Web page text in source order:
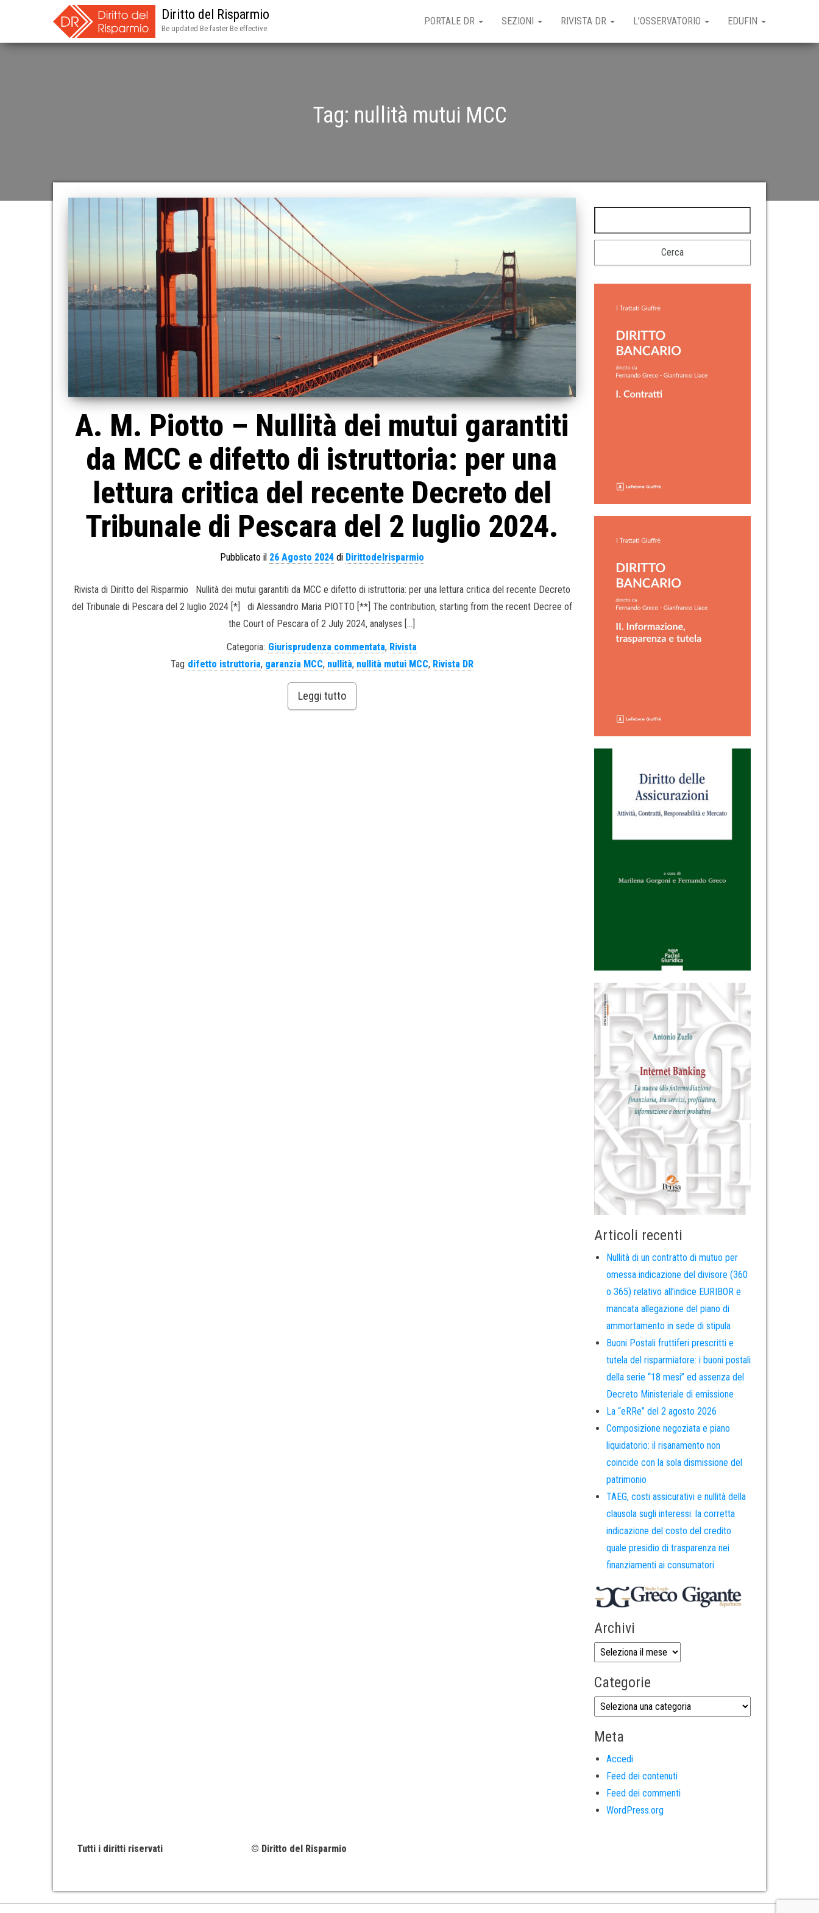
Diritto del Risparmio
Be updated Be faster Be effective
PORTALE DR SEZIONI RIVISTA DR L’OSSERVATORIO EDUFIN
Tag: nullità mutui MCC
A. M. Piotto – Nullità dei mutui garantiti
da MCC e difetto di istruttoria: per una
lettura critica del recente Decreto del
Tribunale di Pescara del 2 luglio 2024.
Pubblicato il 26 Agosto 2024di Dirittodelrisparmio
Rivista di Diritto del Risparmio Nullità dei mutui garantiti da MCC e difetto di istruttoria: per una lettura critica del recente Decreto
del Tribunale di Pescara del 2 luglio 2024 [*] di Alessandro Maria PIOTTO [**] The contribution, starting from the recent Decree of
the Court of Pescara of 2 July 2024, analyses […]
Categoria: Giurisprudenza commentata, Rivista
Tag difetto istruttoria, garanzia MCC, nullità, nullità mutui MCC, Rivista DR
Leggi tutto
Articoli recenti
Nullità di un contratto di mutuo per
omessa indicazione del divisore (360
o 365) relativo all’indice EURIBOR e
mancata allegazione del piano di
ammortamento in sede di stipula
Buoni Postali fruttiferi prescritti e
tutela del risparmiatore: i buoni postali
della serie “18 mesi” ed assenza del
Decreto Ministeriale di emissione
La “eRRe” del 2 agosto 2026
Composizione negoziata e piano
liquidatorio: il risanamento non
coincide con la sola dismissione del
patrimonio
TAEG, costi assicurativi e nullità della
clausola sugli interessi: la corretta
indicazione del costo del credito
quale presidio di trasparenza nei
finanziamenti ai consumatori
Archivi
Categorie
Meta
Accedi
Feed dei contenuti
Feed dei commenti
WordPress.org
Tutti i diritti riservati © Diritto del Risparmio